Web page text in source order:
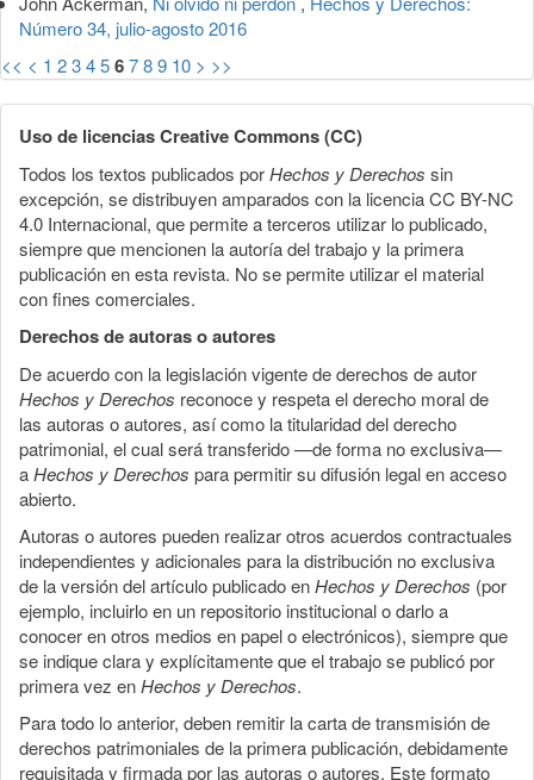
Número 34, julio-agosto 2016
<< < 1 23456789 10 > >>
Uso de licencias Creative Commons (CC)
Todos los textos publicados porHechos y Derechos sin
excepción, se distribuyen amparados con la licencia CC BY-NC
4.0 Internacional, que permite a terceros utilizar lo publicado,
siempre que mencionen la autoría del trabajo y la primera
publicación en esta revista. No se permite utilizar el material
con fines comerciales.
Derechos de autoras o autores
De acuerdo con la legislación vigente de derechos de autor
Hechos y Derechos reconoce y respeta el derecho moral de
las autoras o autores, así como la titularidad del derecho
patrimonial, el cual será transferido —de forma no exclusiva—
aHechos y Derechos para permitir su difusión legal en acceso
abierto.
Autoras o autores pueden realizar otros acuerdos contractuales
independientes y adicionales para la distribución no exclusiva
de la versión del artículo publicado enHechos y Derechos (por
ejemplo, incluirlo en un repositorio institucional o darlo a
conocer en otros medios en papel o electrónicos), siempre que
se indique clara y explícitamente que el trabajo se publicó por
primera vez enHechos y Derechos.
Para todo lo anterior, deben remitir la carta de transmisión de
derechos patrimoniales de la primera publicación, debidamente
requisitada y firmada por las autoras o autores. Este formato